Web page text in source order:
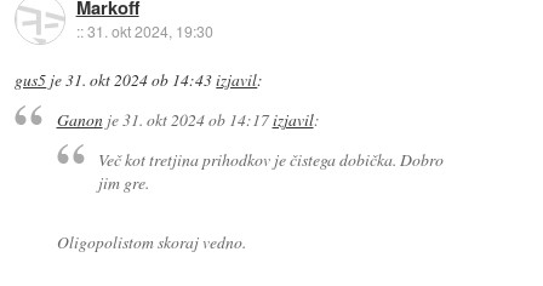
Markoff
::31. okt 2024, 19:30
gus5 je31. okt 2024 ob 14:43izjavil:
Ganonje31. okt 2024 ob 14:17izjavil:
Več kot tretjina prihodkov je čistega dobička. Dobro
jim gre.
Oligopolistom skoraj vedno.